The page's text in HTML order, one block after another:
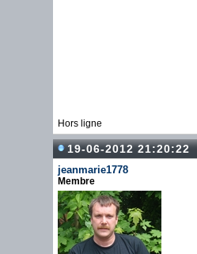
Hors ligne
19-06-2012 21:20:22
jeanmarie1778
Membre